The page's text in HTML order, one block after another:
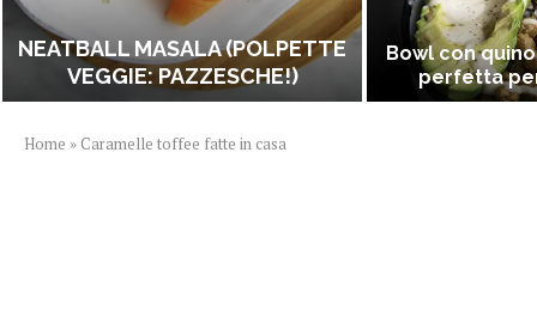
NEATBALL MASALA (POLPETTE
VEGGIE: PAZZESCHE!)
Bowl con
perfetta
Home » Caramelle toffee fatte in casa